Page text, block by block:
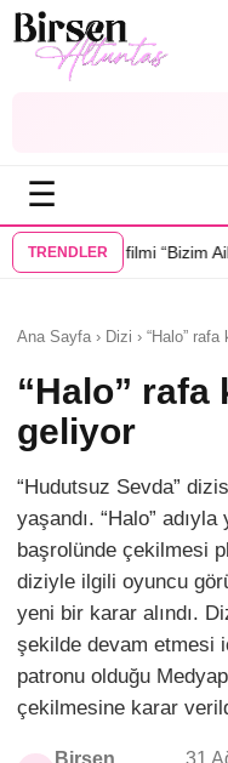
☰
TRENDLER
Aile” dizi oluyor•
Ana Sayfa › Dizi › “Halo” rafa
“Halo” rafa
geliyor
“Hudutsuz Sevda”
yaşandı. “Halo”
başrolünde çekilmesi
diziyle ilgili oyuncu
yeni bir karar alındı.
şekilde devam etmesi
patronu olduğu
çekilmesine karar
Birsen
31